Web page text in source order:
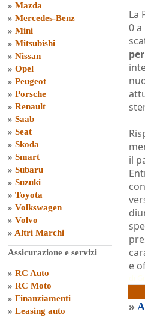
» Mazda
» Mercedes-Benz
» Mini
» Mitsubishi
» Nissan
» Opel
» Peugeot
» Porsche
» Renault
» Saab
» Seat
» Skoda
» Smart
» Subaru
» Suzuki
» Toyota
» Volkswagen
» Volvo
» Altri Marchi
Assicurazione e servizi
» RC Auto
» RC Moto
» Finanziamenti
» Leasing auto
La
0
il
e
»